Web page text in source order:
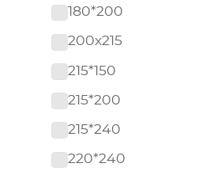
180*200
200х215
215*150
215*200
215*240
220*240